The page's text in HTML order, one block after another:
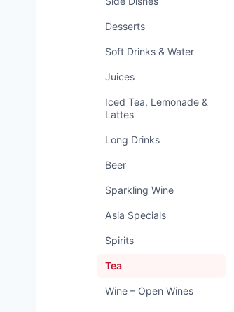
Desserts
Soft Drinks & Water
Juices
Iced Tea, Lemonade &
Lattes
Long Drinks
Beer
Sparkling Wine
Asia Specials
Spirits
Tea
Wine – Open Wines